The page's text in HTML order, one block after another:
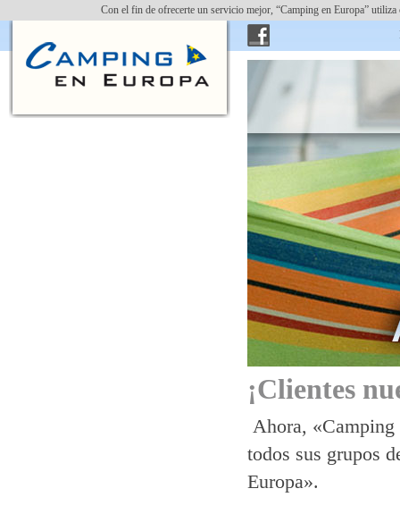
Con el fin de ofrecerte un servicio mejor, “Camping en Europa”
¡Clientes
Ahora,
todos sus grupos
Europa».